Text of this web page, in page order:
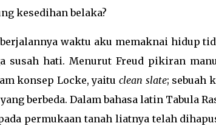
kesedihan belaka?
waktu aku memaknai hidup
susah hati. Menurut Freud pikiran
konsep Locke, yaitu clean slate; sebuah
berbeda. Dalam bahasa latin Tabula
permukaan tanah liatnya telah